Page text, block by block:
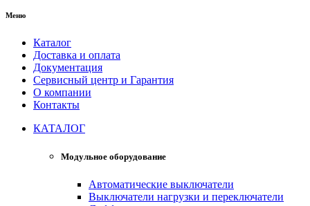
Меню
Каталог
Доставка и оплата
Документация
Сервисный центр и Гарантия
О компании
Контакты
КАТАЛОГ
Модульное оборудование
Автоматические выключатели
Выключатели нагрузки и переключатели